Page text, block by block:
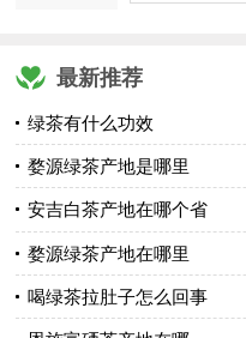
最新推荐
绿茶有什么功效
婺源绿茶产地是哪里
安吉白茶产地在哪个省
婺源绿茶产地在哪里
喝绿茶拉肚子怎么回事